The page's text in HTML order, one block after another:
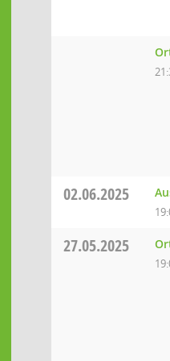
02.06.2025
27.05.2025